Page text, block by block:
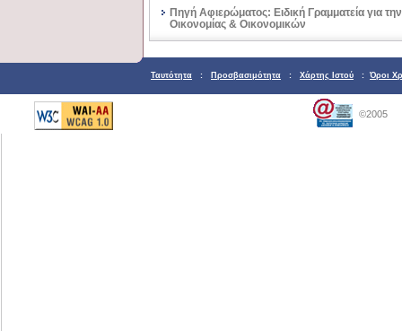
Πηγή Αφιερώματος: Ειδική Γραμματεία για
Οικονομίας & Οικονομικών
Ταυτότητα : Προσβασιμότητα : Χάρτης Ιστού : Όροι
©2005